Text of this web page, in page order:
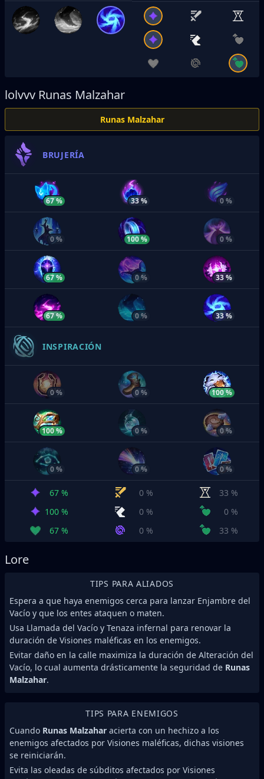
lolvvv Runas Malzahar
Runas Malzahar
BRUJERÍA
67 % 33 % 0 %
0 % 100 % 0 %
67 % 0 % 33 %
67 % 0 % 33 %
INSPIRACIÓN
0 % 0 % 100 %
100 % 0 % 0 %
0 % 0 % 0 %
67 % 0 %
33 %
100 %
0 %
0 %
67 %
0 % 33 %
Lore
TIPS PARA ALIADOS
Espera a que haya enemigos cerca para lanzar Enjambre del
Vacío y que los entes ataquen o maten.
Usa Llamada del Vacío y Tenaza infernal para renovar la
duración de Visiones maléficas en los enemigos.
Evitar daño en la calle maximiza la duración de Alteración del
Vacío, lo cual aumenta drásticamente la seguridad de Runas
Malzahar.
TIPS PARA ENEMIGOS
Cuando Runas Malzahar acierta con un hechizo a los
enemigos afectados por Visiones maléficas, dichas visiones
se reiniciarán.
Evita las oleadas de súbditos afectados por Visiones